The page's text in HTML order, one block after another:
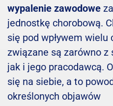
wypalenie zawodowe
jednostkę chorobową.
się pod wpływem wielu
związane są zarówno z
jak i jego pracodawcą.
się na siebie, a to
określonych objawów